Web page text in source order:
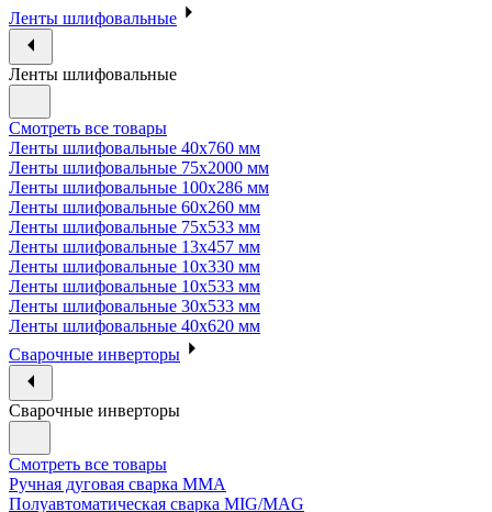
Ленты шлифовальные
Ленты шлифовальные
Смотреть все товары
Ленты шлифовальные 40х760 мм
Ленты шлифовальные 75х2000 мм
Ленты шлифовальные 100х286 мм
Ленты шлифовальные 60х260 мм
Ленты шлифовальные 75х533 мм
Ленты шлифовальные 13х457 мм
Ленты шлифовальные 10х330 мм
Ленты шлифовальные 10х533 мм
Ленты шлифовальные 30х533 мм
Ленты шлифовальные 40х620 мм
Сварочные инверторы
Сварочные инверторы
Смотреть все товары
Ручная дуговая сварка MMA
Полуавтоматическая сварка MIG/MAG